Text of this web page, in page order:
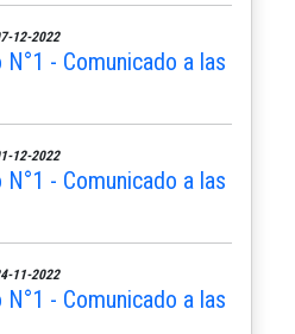
12-2022
- Comunicado a las
12-2022
- Comunicado a las
11-2022
- Comunicado a las